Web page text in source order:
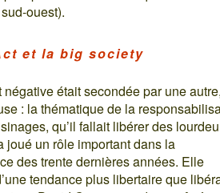
ouest).
et la big society
était secondée par une
: la thématique de la
qu’il fallait libérer des
joué un rôle important dans la
des trente dernières années. Elle
tendance plus libertaire que